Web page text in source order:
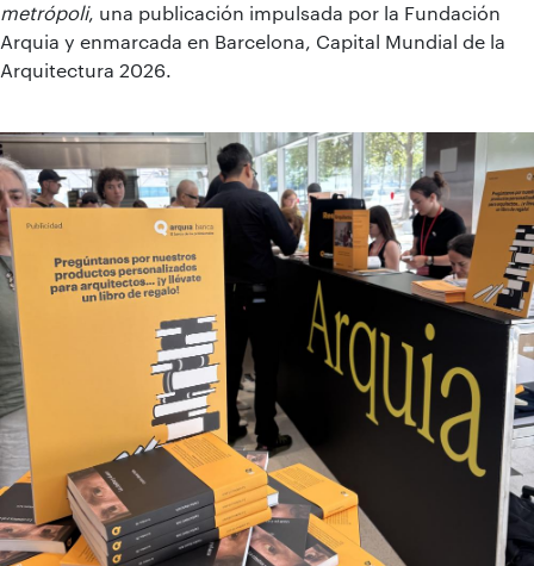
metrópoli, una publicación impulsada por la Fundación
Arquia y enmarcada en Barcelona, Capital Mundial de la
Arquitectura 2026.